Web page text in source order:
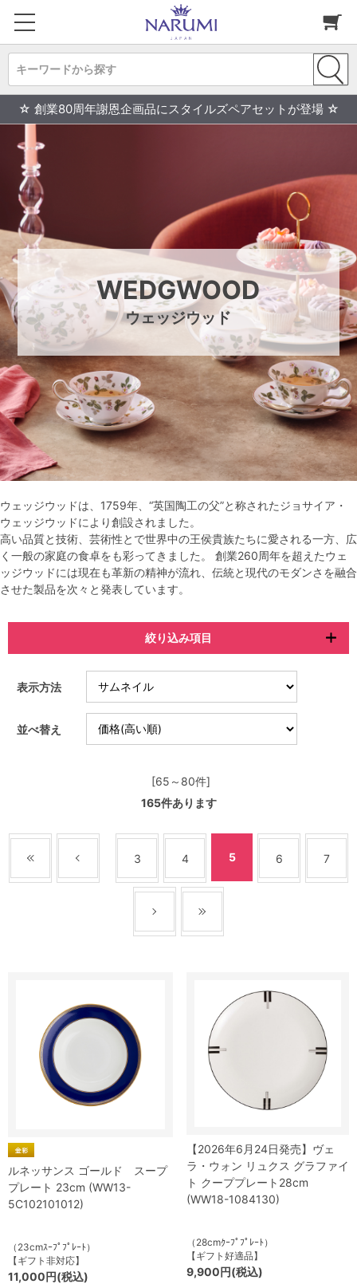
キーワードから探す
☆ 創業80周年謝恩企画品にスタイルズペアセットが登場 ☆
WEDGWOOD
ウェッジウッド
ウェッジウッドは、1759年、“英国陶工の父”と称されたジョサイア・
ウェッジウッドにより創設されました。
高い品質と技術、芸術性とで世界中の王侯貴族たちに愛される一方、広
く一般の家庭の食卓をも彩ってきました。 創業260周年を超えたウェ
ッジウッドには現在も革新の精神が流れ、伝統と現代のモダンさを融合
させた製品を次々と発表しています。
絞り込み項目
表示方法
並べ替え
[65～80件]
165件あります
3 4 5 6 7
ルネッサンス ゴールド スープ
プレート 23cm (WW13-
5C102101012)
（23cmｽｰﾌﾟﾌﾟﾚｰﾄ）
【ギフト非対応】
11,000円(税込)
【2026年6月24日発売】ヴェ
ラ・ウォン リュクス グラファイ
ト クーププレート28cm
(WW18-1084130)
（28cmｸｰﾌﾟﾌﾟﾚｰﾄ）
【ギフト好適品】
9,900円(税込)